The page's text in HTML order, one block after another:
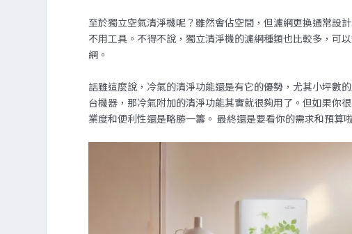
至於獨立空氣清淨機呢？雖然會佔空間，但濾網更換通常設
不用工具。不得不說，獨立清淨機的濾網種類也比較多，可
網。
話雖這麼說，冷氣的清淨功能還是有它的優勢，尤其小坪數
台機器，那冷氣附加的清淨功能其實就很夠用了。但如果你
業度和便利性還是略勝一籌。 最終還是要看你的需求和預算啦